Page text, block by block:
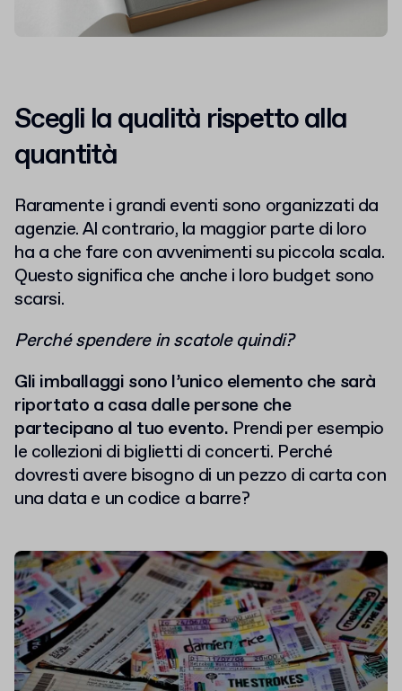
Scegli la qualità rispetto alla
quantità
Raramente i grandi eventi sono organizzati da
agenzie. Al contrario, la maggior parte di loro
ha a che fare con avvenimenti su piccola scala.
Questo significa che anche i loro budget sono
scarsi.
Perché spendere in scatole quindi?
Gli imballaggi sono l’unico elemento che sarà
riportato a casa dalle persone che
partecipano al tuo evento. Prendi per esempio
le collezioni di biglietti di concerti. Perché
dovresti avere bisogno di un pezzo di carta con
una data e un codice a barre?